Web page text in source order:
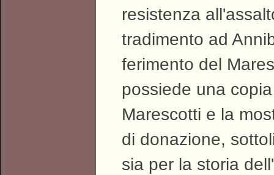
resistenza
tradimento ad
ferimento del
possiede una
Marescotti e la
di donazione,
sia per la storia